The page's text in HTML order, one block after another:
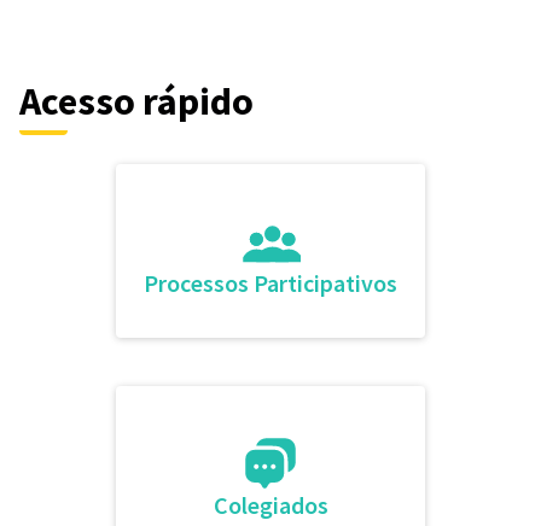
Acesso rápido
Processos Participativos
Colegiados